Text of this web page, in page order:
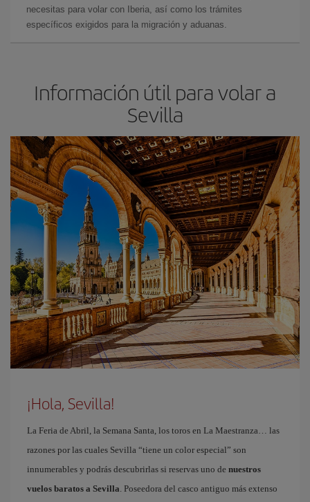
necesitas para volar con Iberia, así como los trámites
específicos exigidos para la migración y aduanas.
Información útil para volar a
Sevilla
¡Hola, Sevilla!
La Feria de Abril, la Semana Santa, los toros en La Maestranza… las
razones por las cuales Sevilla “tiene un color especial” son
innumerables y podrás descubrirlas si reservas uno de nuestros
vuelos baratos a Sevilla. Poseedora del casco antiguo más extenso